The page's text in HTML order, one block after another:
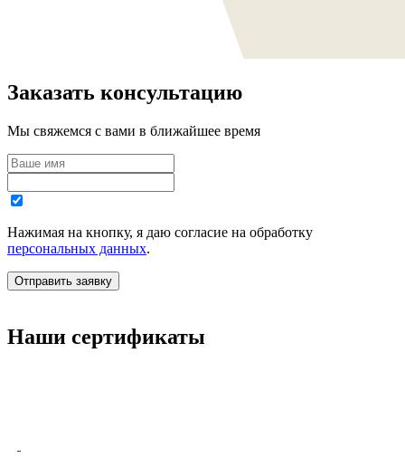
Заказать консультацию
Мы свяжемся с вами в ближайшее время
Нажимая на кнопку, я даю согласие на обработку
персональных данных.
Наши сертификаты